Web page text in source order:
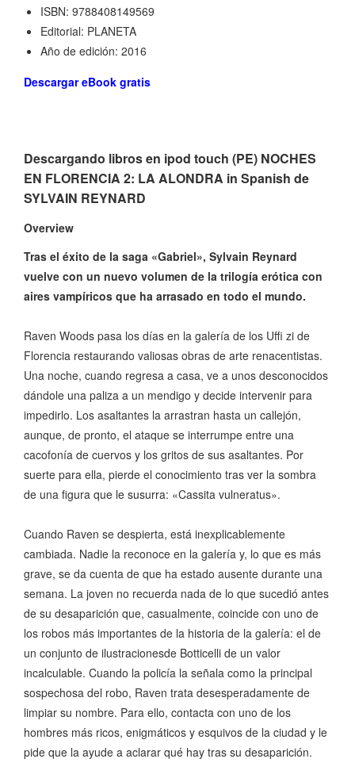
ISBN: 9788408149569
Editorial: PLANETA
Año de edición: 2016
Descargar eBook gratis
Descargando libros en ipod touch (PE) NOCHES
EN FLORENCIA 2: LA ALONDRA in Spanish de
SYLVAIN REYNARD
Overview
Tras el éxito de la saga «Gabriel», Sylvain Reynard
vuelve con un nuevo volumen de la trilogía erótica con
aires vampíricos que ha arrasado en todo el mundo.
Raven Woods pasa los días en la galería de los Uffi zi de
Florencia restaurando valiosas obras de arte renacentistas.
Una noche, cuando regresa a casa, ve a unos desconocidos
dándole una paliza a un mendigo y decide intervenir para
impedirlo. Los asaltantes la arrastran hasta un callejón,
aunque, de pronto, el ataque se interrumpe entre una
cacofonía de cuervos y los gritos de sus asaltantes. Por
suerte para ella, pierde el conocimiento tras ver la sombra
de una figura que le susurra: «Cassita vulneratus».
Cuando Raven se despierta, está inexplicablemente
cambiada. Nadie la reconoce en la galería y, lo que es más
grave, se da cuenta de que ha estado ausente durante una
semana. La joven no recuerda nada de lo que sucedió antes
de su desaparición que, casualmente, coincide con uno de
los robos más importantes de la historia de la galería: el de
un conjunto de ilustracionesde Botticelli de un valor
incalculable. Cuando la policía la señala como la principal
sospechosa del robo, Raven trata desesperadamente de
limpiar su nombre. Para ello, contacta con uno de los
hombres más ricos, enigmáticos y esquivos de la ciudad y le
pide que la ayude a aclarar qué hay tras su desaparición.